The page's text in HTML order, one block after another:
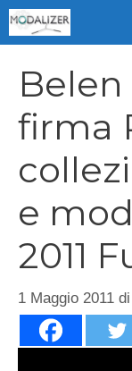
Vai
al
firma
e
2011
1 Maggio 2011 di